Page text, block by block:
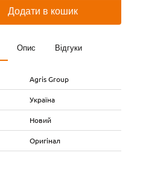
Додати в кошик
Опис Відгуки
Agris Group
Україна
Новий
Оригінал